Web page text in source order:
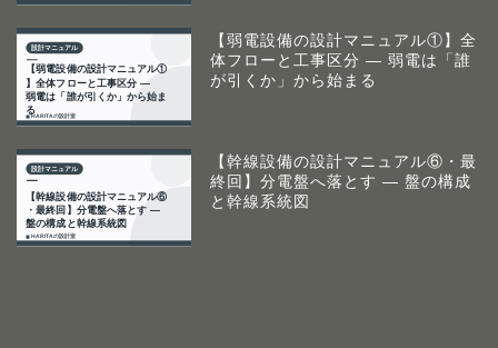
【弱電設備の設計マニュアル①】全
体フローと工事区分 ― 弱電は「誰
が引くか」から始まる
【幹線設備の設計マニュアル⑥・最
終回】分電盤へ落とす ― 盤の構成
と幹線系統図